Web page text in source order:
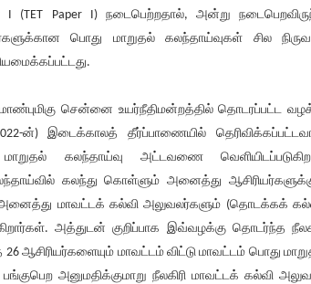
I (TET Paper I) நடைபெற்றதால், அன்று
பொது மாறுதல் கலந்தாய்வுகள் சில
சென்னை உயர்நீதிமன்றத்தில் தொடரப்பட்ட
ன்) இடைக்காலத் தீர்ப்பாணையில்
கலந்தாய்வு அட்டவணை
கலந்து கொள்ளும் அனைத்து
அனைத்து மாவட்டக் கல்வி அலுவலர்களும் (தொடக்கக்
அத்துடன் குறிப்பாக இவ்வழக்கு தொடர்ந்த
ஆசிரியர்களையும் மாவட்டம் விட்டு மாவட்டம் பொது
அனுமதிக்குமாறு நீலகிரி மாவட்டக் கல்வி